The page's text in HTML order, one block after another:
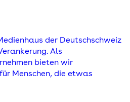
der Deutschschweiz
Als
bieten wir
Menschen, die etwas